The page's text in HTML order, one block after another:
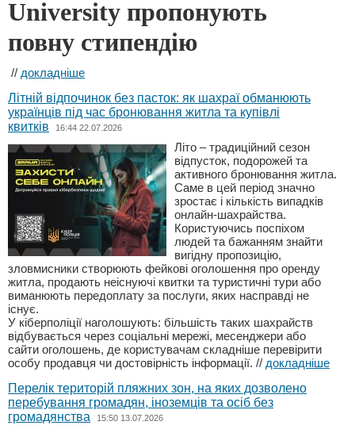
University пропонують
повну стипендію
// докладніше
Літній відпочинок без пасток: як шахраї обманюють
українців під час бронювання житла та купівлі
квитків
16:44 22.07.2026
Літо – традиційний сезон
відпусток, подорожей та
активного бронювання житла.
Саме в цей період значно
зростає і кількість випадків
онлайн-шахрайства.
Користуючись поспіхом
людей та бажанням знайти
вигідну пропозицію,
зловмисники створюють фейкові оголошення про оренду
житла, продають неіснуючі квитки та туристичні тури або
виманюють передоплату за послуги, яких насправді не
існує.
У кіберполіції наголошують: більшість таких шахрайств
відбувається через соціальні мережі, месенджери або
сайти оголошень, де користувачам складніше перевірити
особу продавця чи достовірність інформації. // докладніше
Перелік територій пляжних зон, на яких дозволено
перебування громадян, іноземців та осіб без
громадянства
15:50 13.07.2026